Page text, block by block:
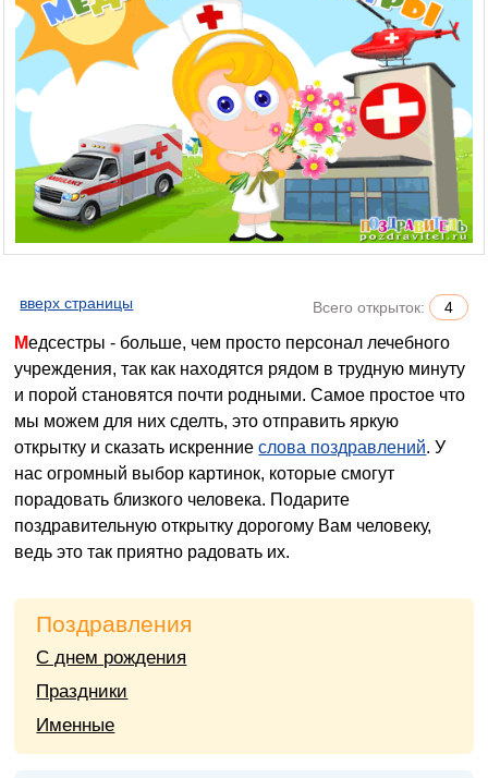
вверх страницы Всего открыток: 4
Медсестры - больше, чем просто персонал лечебного
учреждения, так как находятся рядом в трудную минуту
и порой становятся почти родными. Самое простое что
мы можем для них сделть, это отправить яркую
открытку и сказать искренниеслова поздравлений. У
нас огромный выбор картинок, которые смогут
порадовать близкого человека. Подарите
поздравительную открытку дорогому Вам человеку,
ведь это так приятно радовать их.
Поздравления
С днем рождения
Праздники
Именные